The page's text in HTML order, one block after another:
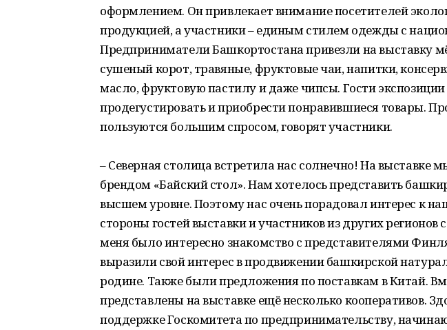
оформлением. Он привлекает внимание посетителей
продукцией, а участники – единым стилем одежды с
Предприниматели Башкортостана привезли на выставку
сушеный корот, травяные, фруктовые чаи, напитки,
масло, фруктовую пастилу и даже чипсы. Гости
продегустировать и приобрести понравившиеся товары.
пользуются большим спросом, говорят участники.
– Северная столица встретила нас солнечно! На выставке
брендом «Байский стол». Нам хотелось представить
высшем уровне. Поэтому нас очень порадовал интерес к
стороны гостей выставки и участников из других
меня было интересно знакомство с представителями
выразили свой интерес в продвижении башкирской
родине. Также были предложения по поставкам в Китай.
представлены на выставке ещё несколько кооперативов.
поддержке Госкомитета по предпринимательству,